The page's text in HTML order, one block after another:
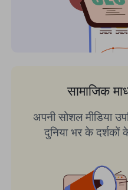
सामाजिक
अपनी सोशल मीडिया
दुनिया भर के